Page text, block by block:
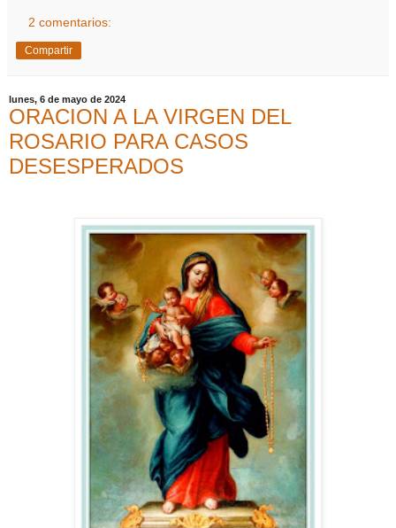
2 comentarios:
Compartir
lunes, 6 de mayo de 2024
ORACION A LA VIRGEN DEL
ROSARIO PARA CASOS
DESESPERADOS